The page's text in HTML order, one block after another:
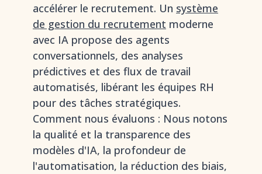
accélérer le recrutement. Un système
de gestion du recrutement moderne
avec IA propose des agents
conversationnels, des analyses
prédictives et des flux de travail
automatisés, libérant les équipes RH
pour des tâches stratégiques.
Comment nous évaluons : Nous notons
la qualité et la transparence des
modèles d'IA, la profondeur de
l'automatisation, la réduction des biais,